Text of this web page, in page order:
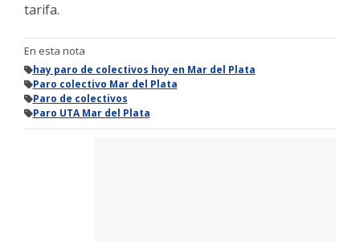
tarifa.
En esta nota
hay paro de colectivos hoy en Mar del Plata
Paro colectivo Mar del Plata
Paro de colectivos
Paro UTA Mar del Plata